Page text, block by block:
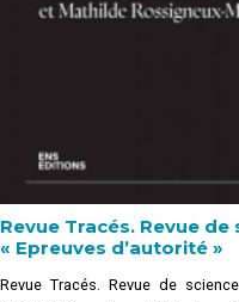
Revue Tracés. Revue
« Epreuves d’autorité »
Revue Tracés. Revue de